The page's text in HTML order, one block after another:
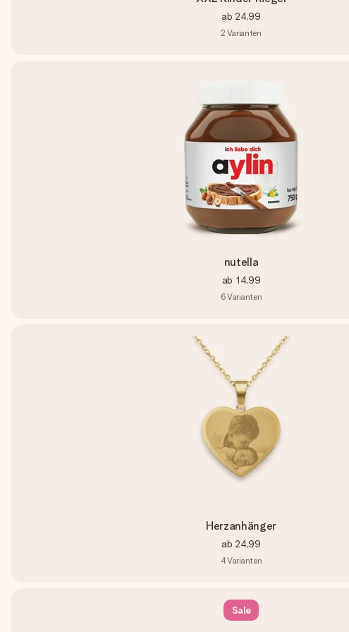
ab 24,99
2 Varianten
nutella
ab 14,99
6Varianten
Herzanhänger
ab 24,99
4Varianten
Sale